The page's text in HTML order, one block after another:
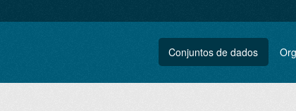
Conjuntos de dados